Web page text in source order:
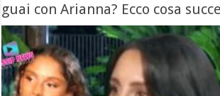
guai con Arianna? Ecco cosa